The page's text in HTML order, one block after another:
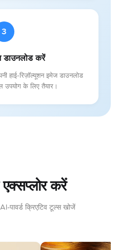
3
डाउनलोड करें
हाई-रिज़ॉल्यूशन इमेज डाउनलोड
उपयोग के लिए तैयार।
करें
क्रिएटिव टूल्स खोजें